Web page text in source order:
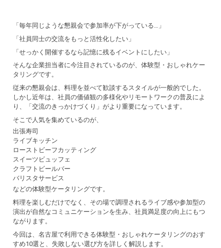
「毎年同じような懇親会で参加率が下がっている…」
「社員同士の交流をもっと活性化したい」
「せっかく開催するなら記憶に残るイベントにしたい」
そんな企業担当者に今注目されているのが、体験型・おしゃれケー
タリングです。
従来の懇親会は、料理を並べて歓談するスタイルが一般的でした。
しかし近年は、社員の価値観の多様化やリモートワークの普及によ
り、「交流のきっかけづくり」がより重要になっています。
そこで人気を集めているのが、
出張寿司
ライブキッチン
ローストビーフカッティング
スイーツビュッフェ
クラフトビールバー
バリスタサービス
などの体験型ケータリングです。
料理を楽しむだけでなく、その場で調理されるライブ感や参加型の
演出が自然なコミュニケーションを生み、社員満足度の向上にもつ
ながります。
今回は、名古屋で利用できる体験型・おしゃれケータリングのおす
すめ10選と、失敗しない選び方を詳しく解説します。